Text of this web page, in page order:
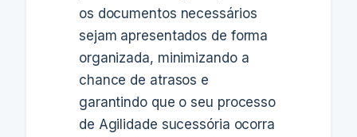
os documentos necessários
sejam apresentados de forma
organizada, minimizando a
chance de atrasos e
garantindo que o seu processo
de Agilidade sucessória ocorra